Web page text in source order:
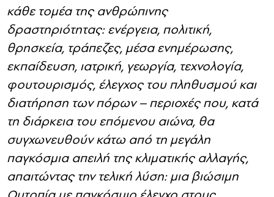
κάθε τομέα της ανθρώπινης
δραστηριότητας: ενέργεια, πολιτική,
θρησκεία, τράπεζες, μέσα ενημέρωσης,
εκπαίδευση, ιατρική, γεωργία, τεχνολογία,
φουτουρισμός, έλεγχος του πληθυσμού και
διατήρηση των πόρων – περιοχές που, κατά
τη διάρκεια του επόμενου αιώνα, θα
συγχωνευθούν κάτω από τη μεγάλη
παγκόσμια απειλή της κλιματικής αλλαγής,
απαιτώντας την τελική λύση: μια βιώσιμη